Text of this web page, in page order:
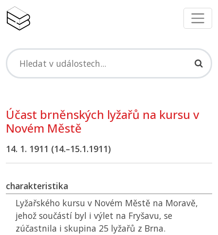
Účast brněnských lyžařů na kursu v
Novém Městě
14. 1. 1911 (14.–15.1.1911)
charakteristika
Lyžařského kursu v Novém Městě na Moravě,
jehož součástí byl i výlet na Fryšavu, se
zúčastnila i skupina 25 lyžařů z Brna.